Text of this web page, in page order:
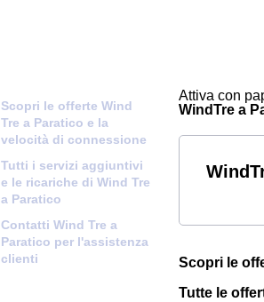
Scopri le offerte Wind
Tre a Paratico e la
velocità di connessione
Tutti i servizi aggiuntivi
e le ricariche di Wind Tre
a Paratico
Contatti Wind Tre a
Paratico per l'assistenza
clienti
Attiva con
WindTre a
Scopri le
Tutte le